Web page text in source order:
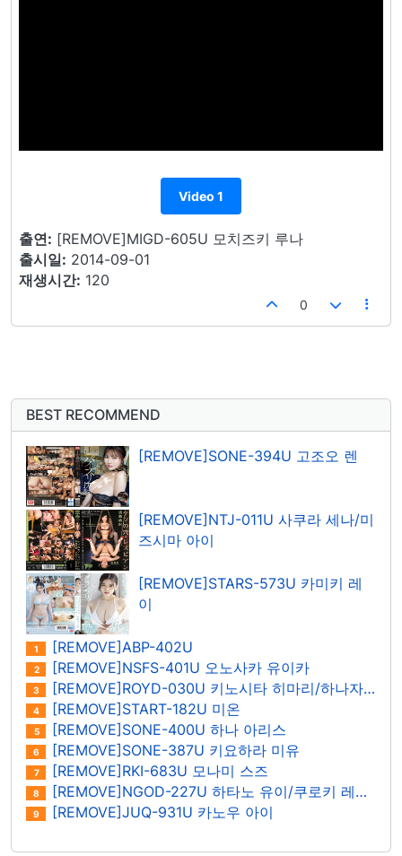
Video 1
출연: [REMOVE]MIGD-605U 모치즈키 루나
출시일: 2014-09-01
재생시간: 120
0
BEST RECOMMEND
[REMOVE]SONE-394U 고조오 렌
[REMOVE]NTJ-011U 사쿠라 세나/미
즈시마 아이
[REMOVE]STARS-573U 카미키 레
이
1 [REMOVE]ABP-402U
2 [REMOVE]NSFS-401U 오노사카 유이카
3 [REMOVE]ROYD-030U 키노시타 히마리/하나자와 히마리
4 [REMOVE]START-182U 미온
5 [REMOVE]SONE-400U 하나 아리스
6 [REMOVE]SONE-387U 키요하라 미유
7 [REMOVE]RKI-683U 모나미 스즈
8 [REMOVE]NGOD-227U 하타노 유이/쿠로키 레이나
9 [REMOVE]JUQ-931U 카노우 아이